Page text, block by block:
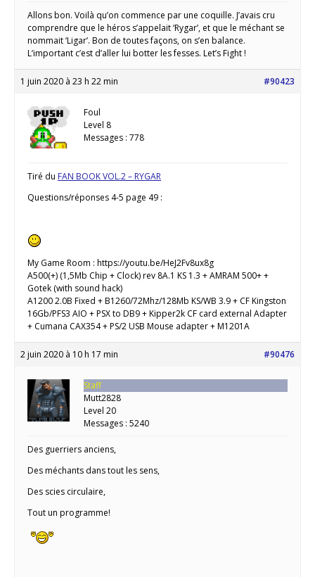
Allons bon. Voilà qu’on commence par une coquille. J’avais cru
comprendre que le héros s’appelait ‘Rygar’, et que le méchant se
nommait ‘Ligar’. Bon de toutes façons, on s’en balance.
L’important c’est d’aller lui botter les fesses. Let’s Fight !
1 juin 2020 à 23 h 22 min #90423
Foul
Level 8
Messages : 778
Tiré du FAN BOOK VOL.2 – RYGAR
Questions/réponses 4-5 page 49 :
My Game Room : https://youtu.be/HeJ2Fv8ux8g
A500(+) (1,5Mb Chip + Clock) rev 8A.1 KS 1.3 + AMRAM 500+ +
Gotek (with sound hack)
A1200 2.0B Fixed + B1260/72Mhz/128Mb KS/WB 3.9 + CF Kingston
16Gb/PFS3 AIO + PSX to DB9 + Kipper2k CF card external Adapter
+ Cumana CAX354 + PS/2 USB Mouse adapter + M1201A
2 juin 2020 à 10 h 17 min #90476
Staff
Mutt2828
Level 20
Messages : 5240
Des guerriers anciens,
Des méchants dans tout les sens,
Des scies circulaire,
Tout un programme!